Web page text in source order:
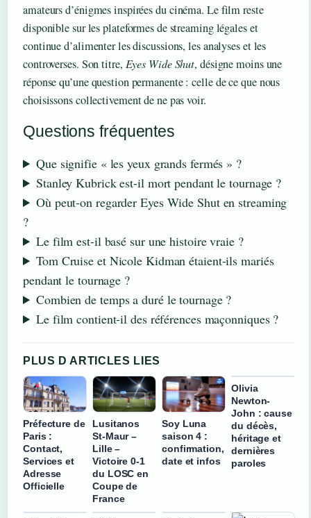
amateurs d’énigmes inspirées du cinéma. Le film reste
disponible sur les plateformes de streaming légales et
continue d’alimenter les discussions, les analyses et les
controverses. Son titre, Eyes Wide Shut, désigne moins une
réponse qu’une question permanente : celle de ce que nous
choisissons collectivement de ne pas voir.
Questions fréquentes
Que signifie « les yeux grands fermés » ?
Stanley Kubrick est-il mort pendant le tournage ?
Où peut-on regarder Eyes Wide Shut en streaming
?
Le film est-il basé sur une histoire vraie ?
Tom Cruise et Nicole Kidman étaient-ils mariés
pendant le tournage ?
Combien de temps a duré le tournage ?
Le film contient-il des références maçonniques ?
PLUS D ARTICLES LIES
Préfecture de
Paris :
Contact,
Services et
Adresse
Officielle
Lusitanos
St-Maur –
Lille –
Victoire 0-1
du LOSC en
Coupe de
France
Soy Luna
saison 4 :
confirmation,
date et infos
Olivia
Newton-
John : cause
du décès,
héritage et
dernières
paroles